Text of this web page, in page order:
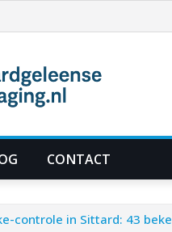
CONTACT
controle in Sittard: 43